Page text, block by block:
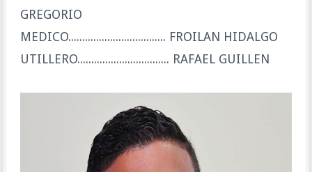
GREGORIO
MEDICO................................... FROILAN HIDALGO
UTILLERO................................. RAFAEL GUILLEN